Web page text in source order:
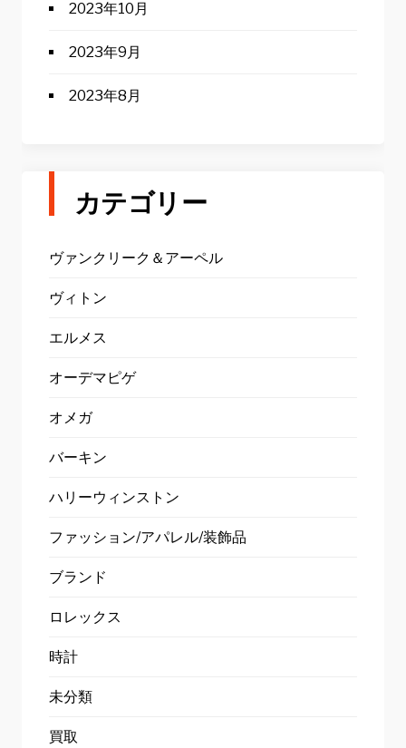
2023年10月
2023年9月
2023年8月
カテゴリー
ヴァンクリーク＆アーペル
ヴィトン
エルメス
オーデマピゲ
オメガ
バーキン
ハリーウィンストン
ファッション/アパレル/装飾品
ブランド
ロレックス
時計
未分類
買取